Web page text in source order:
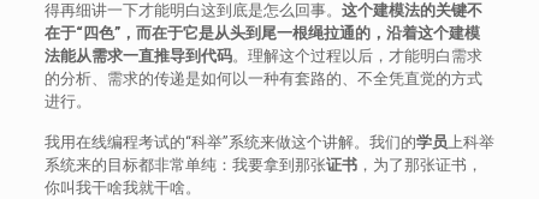
得再细讲一下才能明白这到底是怎么回事。 这个建模法的关键不
在于“四色”，而在于它是从头到尾一根绳拉通的，沿着这个建模
法能从需求一直推导到代码。理解这个过程以后，才能明白需求
的分析、需求的传递是如何以一种有套路的、不全凭直觉的方式
进行。
我用在线编程考试的“科举”系统来做这个讲解。我们的学员上科举
系统来的目标都非常单纯：我要拿到那张证书，为了那张证书，
你叫我干啥我就干啥。